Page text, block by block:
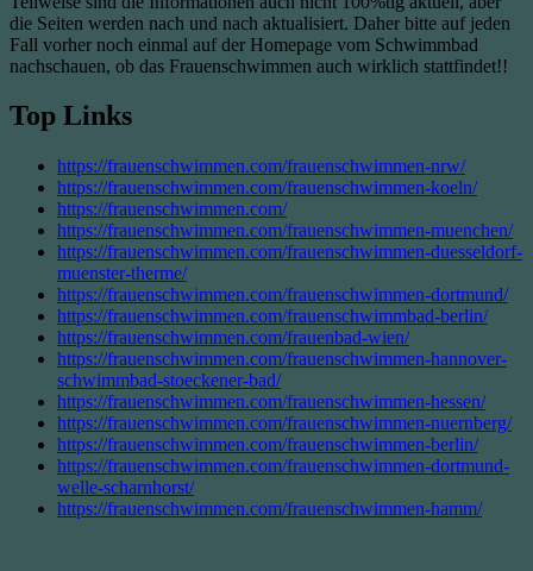
die Seiten werden nach und nach aktualisiert. Daher bitte auf jeden
Fall vorher noch einmal auf der Homepage vom Schwimmbad
nachschauen, ob das Frauenschwimmen auch wirklich stattfindet!!
Top Links
https://frauenschwimmen.com/frauenschwimmen-nrw/
https://frauenschwimmen.com/frauenschwimmen-koeln/
https://frauenschwimmen.com/
https://frauenschwimmen.com/frauenschwimmen-muenchen/
https://frauenschwimmen.com/frauenschwimmen-duesseldorf-
muenster-therme/
https://frauenschwimmen.com/frauenschwimmen-dortmund/
https://frauenschwimmen.com/frauenschwimmbad-berlin/
https://frauenschwimmen.com/frauenbad-wien/
https://frauenschwimmen.com/frauenschwimmen-hannover-
schwimmbad-stoeckener-bad/
https://frauenschwimmen.com/frauenschwimmen-hessen/
https://frauenschwimmen.com/frauenschwimmen-nuernberg/
https://frauenschwimmen.com/frauenschwimmen-berlin/
https://frauenschwimmen.com/frauenschwimmen-dortmund-
welle-scharnhorst/
https://frauenschwimmen.com/frauenschwimmen-hamm/